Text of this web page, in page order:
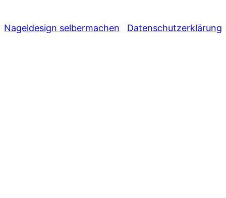
Nageldesign selbermachen Datenschutzerklärung